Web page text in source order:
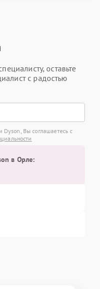
оставьте
с радостью
Dyson, Вы соглашаетесь с
в Орле: